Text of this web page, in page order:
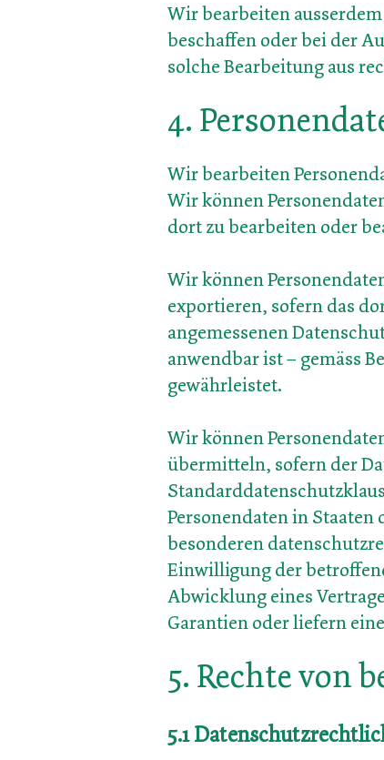
Wir bearbeiten
beschaffen oder bei der
solche Bearbeitung aus
4.
Wir bearbeiten
Wir können
dort zu bearbeiten oder
Wir können
exportieren, sofern das
angemessenen
anwendbar ist – gemäss
gewährleistet.
Wir können
übermitteln, sofern der
Personendaten in
besonderen
Einwilligung der
Abwicklung eines
Garantien oder liefern
5. Rechte von
5.1 Datenschutzrec